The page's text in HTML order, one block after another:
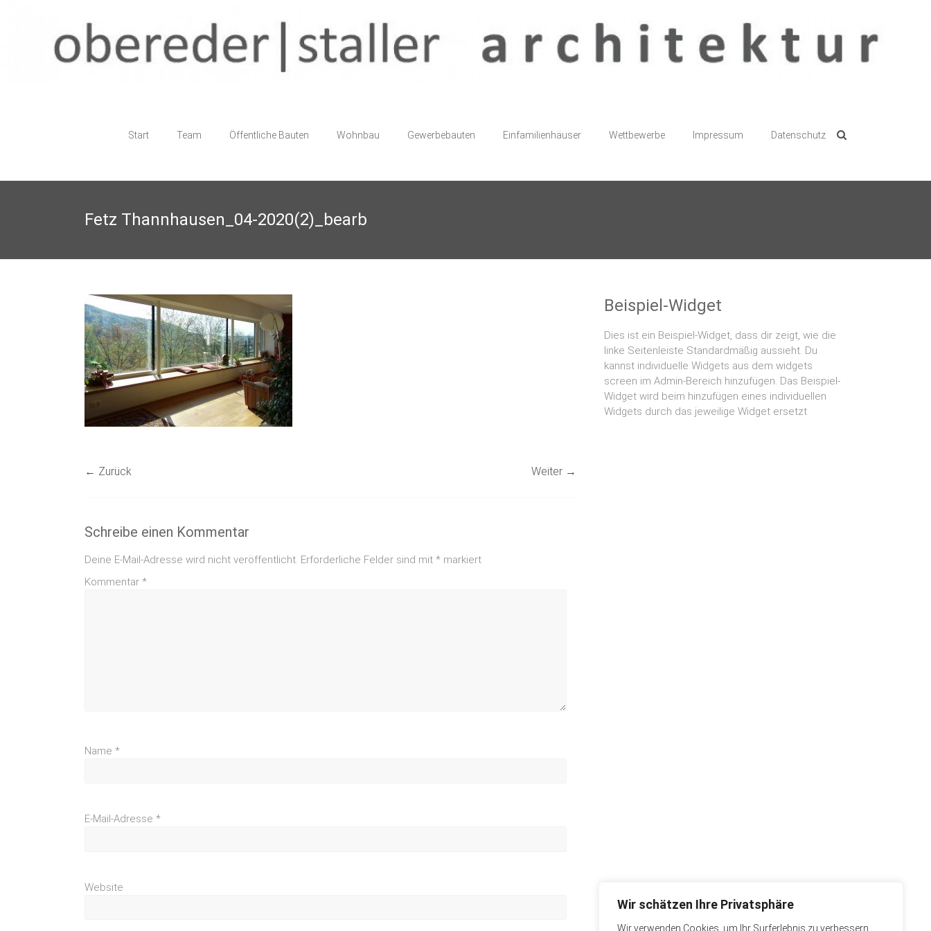
Wir schätzen Ihre Privatsphäre
Wir verwenden Cookies, um Ihr Surferlebnis zu verbessern,
staller
architektur
Start Team Öffentliche Bauten Wohnbau Gewerbebauten Einfamilienhäuser Wettbewerbe Impressum Datenschutz
Fetz Thannhausen_04-2020(2)_bearb
← Zurück Weiter →
Schreibe einen Kommentar
Deine E-Mail-Adresse wird nicht veröffentlicht. Erforderliche Felder sind mit * markiert
Kommentar *
Name *
E-Mail-Adresse *
Website
Beispiel-Widget
Dies ist ein Beispiel-Widget, dass dir zeigt, wie die
linke Seitenleiste Standardmäßig aussieht. Du
kannst individuelle Widgets aus dem widgets
screen im Admin-Bereich hinzufügen. Das Beispiel-
Widget wird beim hinzufügen eines individuellen
Widgets durch das jeweilige Widget ersetzt